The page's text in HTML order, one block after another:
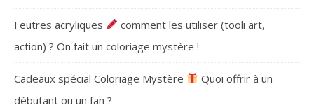
Feutres acryliques
comment les utiliser (tooli art,
action) ? On fait un coloriage mystère !
Cadeaux spécial Coloriage Mystère
Quoi offrir à un
débutant ou un fan ?